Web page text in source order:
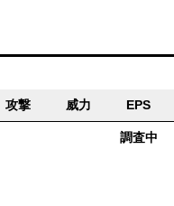
攻撃 威力 EPS
調査中